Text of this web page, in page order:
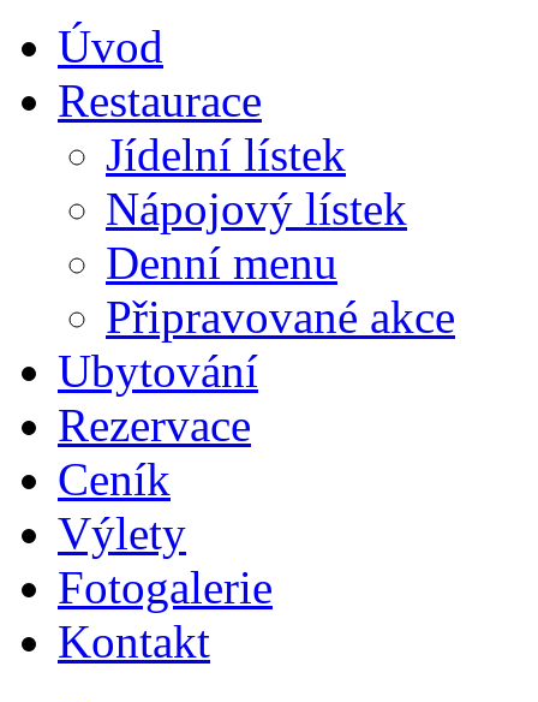
Úvod
Restaurace
Jídelní lístek
Nápojový lístek
Denní menu
Připravované akce
Ubytování
Rezervace
Ceník
Výlety
Fotogalerie
Kontakt